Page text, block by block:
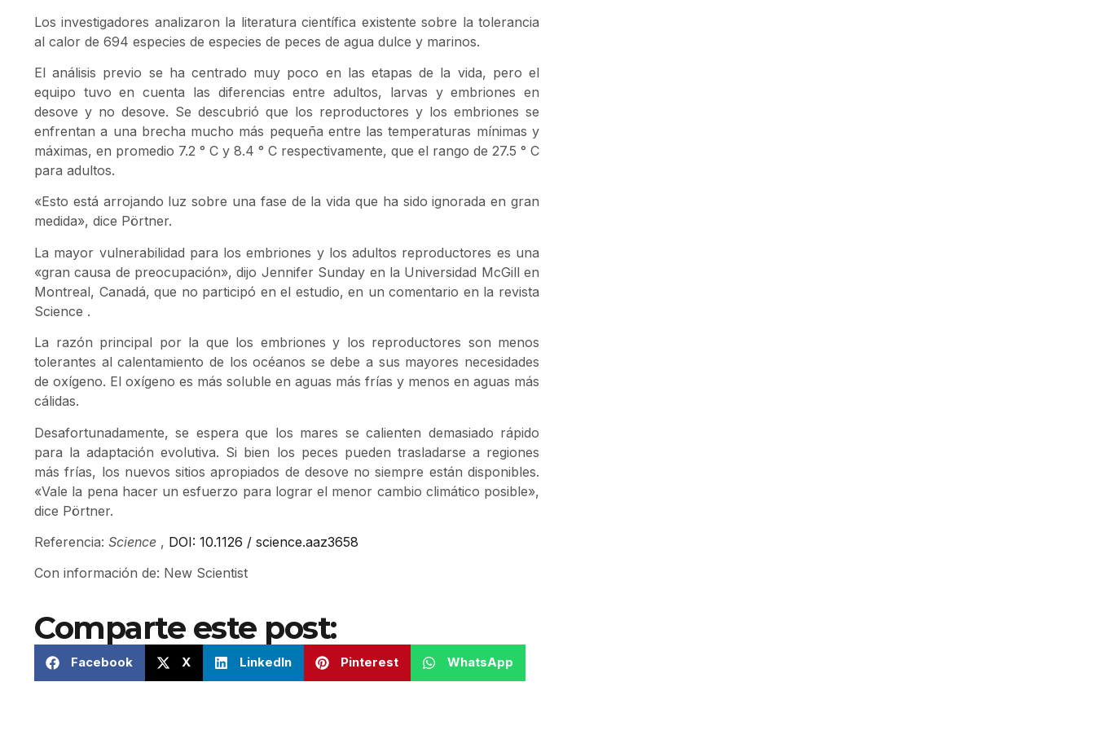
Los investigadores analizaron la literatura científica existente sobre la tolerancia
al calor de 694 especies de especies de peces de agua dulce y marinos.
El análisis previo se ha centrado muy poco en las etapas de la vida, pero el
equipo tuvo en cuenta las diferencias entre adultos, larvas y embriones en
desove y no desove. Se descubrió que los reproductores y los embriones se
enfrentan a una brecha mucho más pequeña entre las temperaturas mínimas y
máximas, en promedio 7.2 ° C y 8.4 ° C respectivamente, que el rango de 27.5 ° C
para adultos.
«Esto está arrojando luz sobre una fase de la vida que ha sido ignorada en gran
medida», dice Pörtner.
La mayor vulnerabilidad para los embriones y los adultos reproductores es una
«gran causa de preocupación», dijo Jennifer Sunday en la Universidad McGill en
Montreal, Canadá, que no participó en el estudio, en un comentario en la revista
Science .
La razón principal por la que los embriones y los reproductores son menos
tolerantes al calentamiento de los océanos se debe a sus mayores necesidades
de oxígeno. El oxígeno es más soluble en aguas más frías y menos en aguas más
cálidas.
Desafortunadamente, se espera que los mares se calienten demasiado rápido
para la adaptación evolutiva. Si bien los peces pueden trasladarse a regiones
más frías, los nuevos sitios apropiados de desove no siempre están disponibles.
«Vale la pena hacer un esfuerzo para lograr el menor cambio climático posible»,
dice Pörtner.
Referencia: Science , DOI: 10.1126 / science.aaz3658
Con información de: New Scientist
Comparte este post:
Facebook X LinkedIn Pinterest WhatsApp